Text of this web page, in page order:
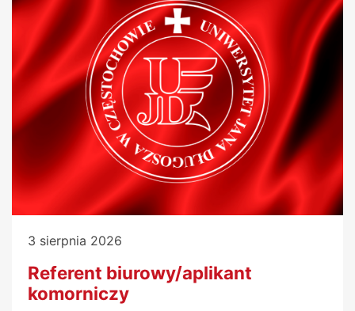
3 sierpnia 2026
Referent biurowy/aplikant
komorniczy